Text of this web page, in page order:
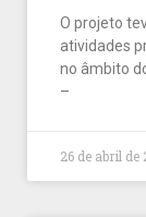
O projeto
atividades
no âmbito
–
26 de abril de